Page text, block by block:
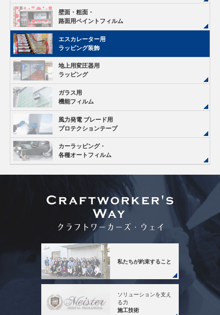
壁面・粗面・
路面用ペイントフィルム
エスカレーター用
ラッピング装飾
地上用変圧器用
ラッピング
ガラス用
機能フィルム
風力発電 ブレード用
プロテクションテープ
カーラッピング・
各種オートフィルム
私たちが約束すること
ソリューションを支え
る力
施工技術